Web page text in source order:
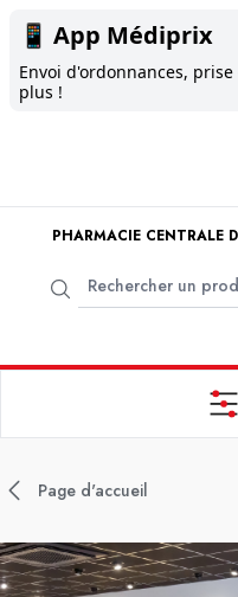
📱 App Médiprix
Envoi d'ordonnances, prise
plus !
PHARMACIE CENTRALE
Page d'accueil